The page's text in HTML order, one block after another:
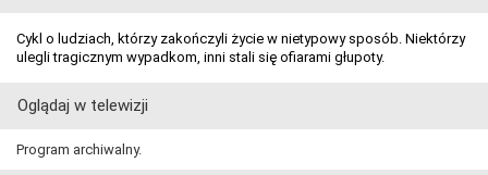
Cykl o ludziach, którzy zakończyli życie w nietypowy sposób. Niektórzy
ulegli tragicznym wypadkom, inni stali się ofiarami głupoty.
Oglądaj w telewizji
Program archiwalny.